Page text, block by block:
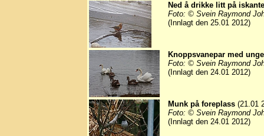
Ned å drikke litt på
Foto: © Svein Raymond
(Innlagt den 25.01 2012)
Knoppsvanepar med
Foto: © Svein Raymond
(Innlagt den 24.01 2012)
Munk på foreplass (21.01
Foto: © Svein Raymond
(Innlagt den 24.01 2012)